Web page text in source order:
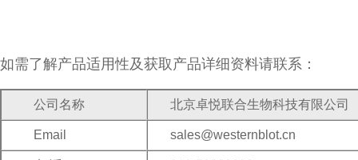
如需了解产品适用性及获取产品详细资料请联系：
公司名称 北京卓悦联合生物科技有限公司
Email sales@westernblot.cn